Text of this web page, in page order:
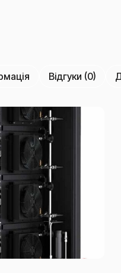
Відгуки (0)